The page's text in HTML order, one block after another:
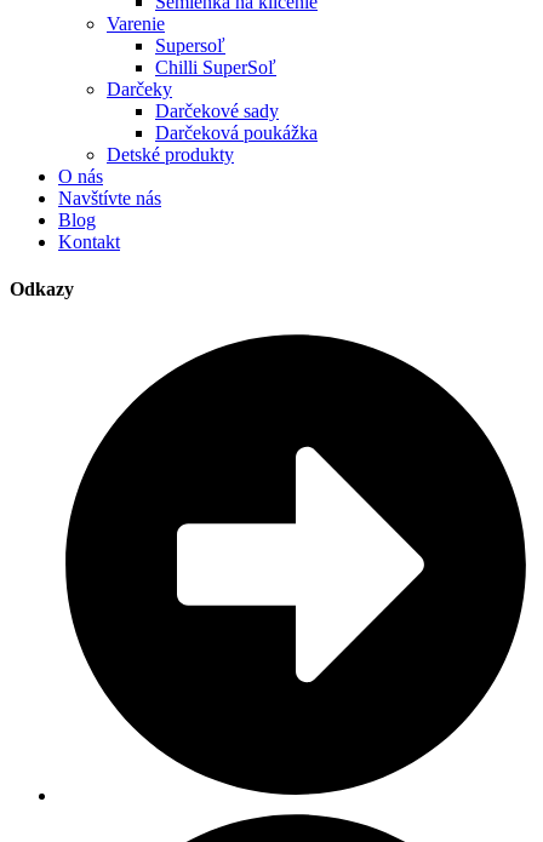
Varenie
Supersoľ
Chilli SuperSoľ
Darčeky
Darčekové sady
Darčeková poukážka
Detské produkty
O nás
Navštívte nás
Blog
Kontakt
Odkazy